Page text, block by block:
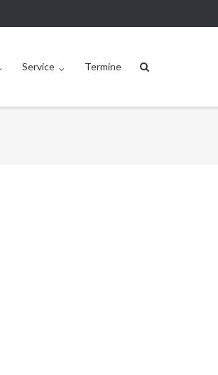
Service Termine